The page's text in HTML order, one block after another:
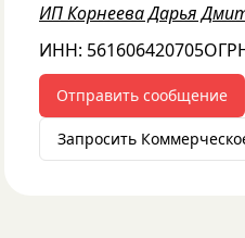
ИП Корнеева Дарья
ИНН: 561606420705
Отправить сообщение
Запросить